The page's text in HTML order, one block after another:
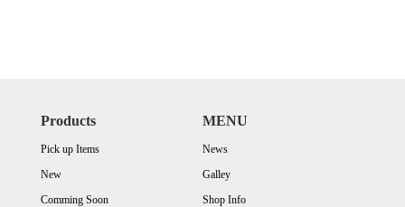
Products
Pick up Items
New
Comming Soon
MENU
News
Galley
Shop Info